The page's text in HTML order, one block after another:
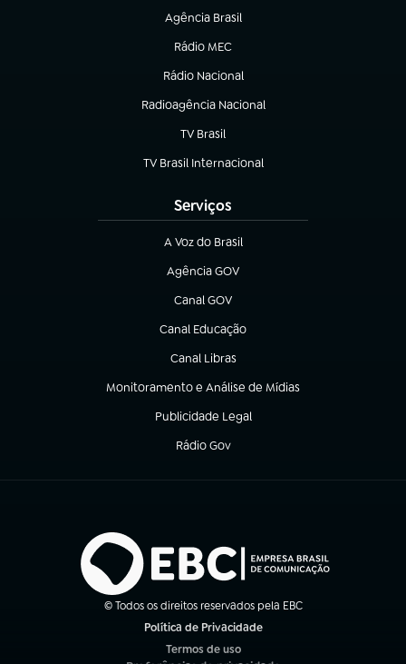
Agência Brasil
(abre em nova aba)
Rádio MEC
(abre em nova aba)
Rádio Nacional
Radioagência Nacional
(abre em nova aba)
TV Brasil
(abre em nova aba)
TV Brasil Internacional
(abre em nova aba)
Serviços
A Voz do Brasil
(abre em nova aba)
Agência GOV
(abre em nova aba)
Canal GOV
(abre em nova aba)
Canal Educação
(abre em nova aba)
Canal Libras
(abre em nova aba)
Monitoramento e Análise de Mídias
(abre em nova aba)
Publicidade Legal
(abre em nova aba)
Rádio Gov
(abre em nova aba)
© Todos os direitos reservados pela EBC
Política de Privacidade
Termos de uso
(abre em nova aba)